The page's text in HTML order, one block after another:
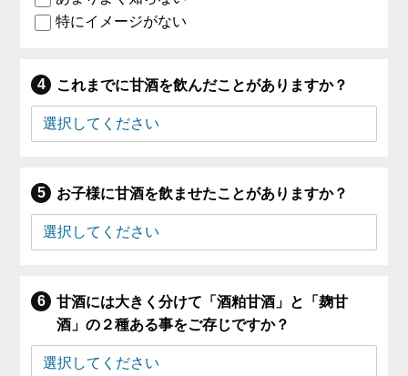
特にイメージがない
これまでに甘酒を飲んだことがありますか？
お子様に甘酒を飲ませたことがありますか？
甘酒には大きく分けて「酒粕甘酒」と「麹甘
酒」の２種ある事をご存じですか？